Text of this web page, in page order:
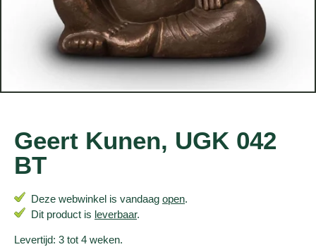
Geert Kunen, UGK 042
BT
Deze webwinkel is vandaag open.
Dit product is leverbaar.
Levertijd: 3 tot 4 weken.